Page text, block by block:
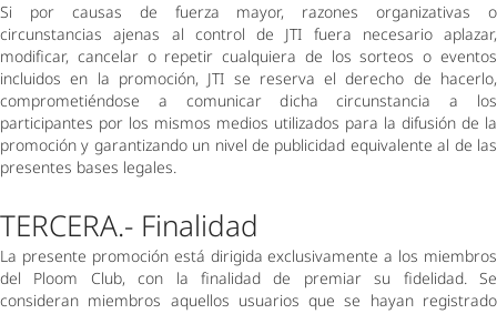
Si por causas de fuerza mayor, razones organizativas o
circunstancias ajenas al control de JTI fuera necesario aplazar,
modificar, cancelar o repetir cualquiera de los sorteos o eventos
incluidos en la promoción, JTI se reserva el derecho de hacerlo,
comprometiéndose a comunicar dicha circunstancia a los
participantes por los mismos medios utilizados para la difusión de la
promoción y garantizando un nivel de publicidad equivalente al de las
presentes bases legales.
TERCERA.- Finalidad
La presente promoción está dirigida exclusivamente a los miembros
del Ploom Club, con la finalidad de premiar su fidelidad. Se
consideran miembros aquellos usuarios que se hayan registrado